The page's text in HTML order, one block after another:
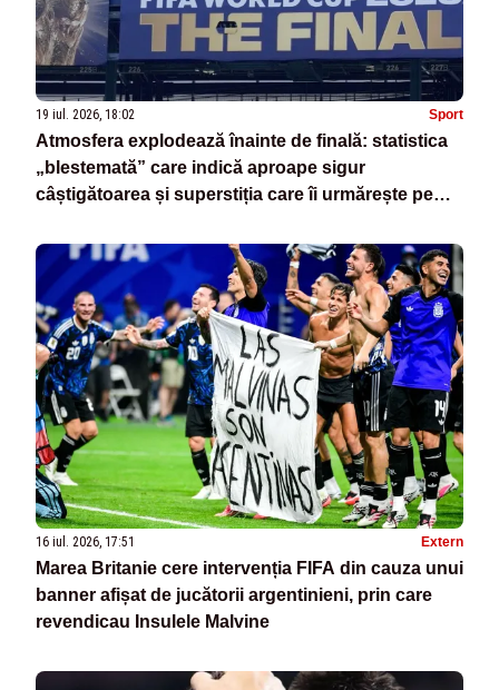
19 iul. 2026, 18:02 Sport
Atmosfera explodează înainte de finală: statistica
„blestemată” care indică aproape sigur
câștigătoarea și superstiția care îi urmărește pe
16 iul. 2026, 17:51 Extern
Marea Britanie cere intervenția FIFA din cauza unui
banner afișat de jucătorii argentinieni, prin care
revendicau Insulele Malvine